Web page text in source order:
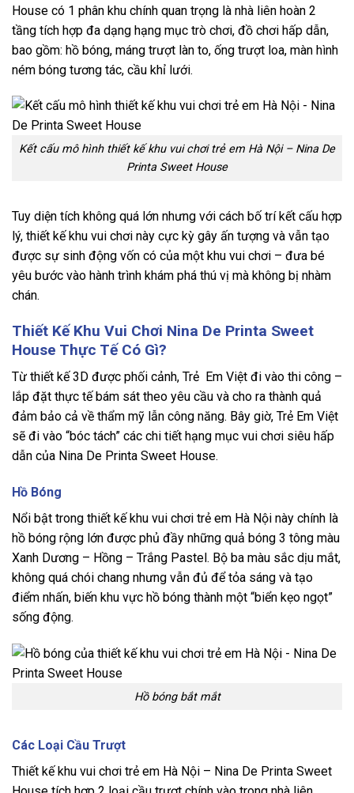
House có 1 phân khu chính quan trọng là nhà liên hoàn 2
tầng tích hợp đa dạng hạng mục trò chơi, đồ chơi hấp dẫn,
bao gồm: hồ bóng, máng trượt làn to, ống trượt loa, màn hình
ném bóng tương tác, cầu khỉ lưới.
Kết cấu mô hình thiết kế khu vui chơi trẻ em Hà Nội – Nina De
Printa Sweet House
Tuy diện tích không quá lớn nhưng với cách bố trí kết cấu hợp
lý, thiết kế khu vui chơi này cực kỳ gây ấn tượng và vẫn tạo
được sự sinh động vốn có của một khu vui chơi – đưa bé
yêu bước vào hành trình khám phá thú vị mà không bị nhàm
chán.
Thiết Kế Khu Vui Chơi Nina De Printa Sweet
House Thực Tế Có Gì?
Từ thiết kế 3D được phối cảnh, Trẻ Em Việt đi vào thi công –
lắp đặt thực tế bám sát theo yêu cầu và cho ra thành quả
đảm bảo cả về thẩm mỹ lẫn công năng. Bây giờ, Trẻ Em Việt
sẽ đi vào “bóc tách” các chi tiết hạng mục vui chơi siêu hấp
dẫn của Nina De Printa Sweet House.
Hồ Bóng
Nổi bật trong thiết kế khu vui chơi trẻ em Hà Nội này chính là
hồ bóng rộng lớn được phủ đầy những quả bóng 3 tông màu
Xanh Dương – Hồng – Trắng Pastel. Bộ ba màu sắc dịu mắt,
không quá chói chang nhưng vẫn đủ để tỏa sáng và tạo
điểm nhấn, biến khu vực hồ bóng thành một “biển kẹo ngọt”
sống động.
Hồ bóng bắt mắt
Các Loại Cầu Trượt
Thiết kế khu vui chơi trẻ em Hà Nội – Nina De Printa Sweet